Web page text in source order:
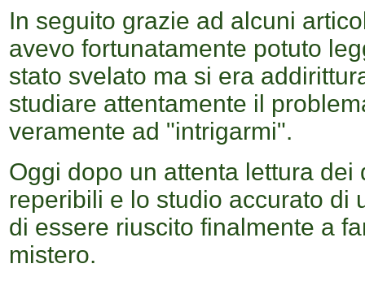
In seguito grazie ad alcuni
avevo fortunatamente potuto
stato svelato ma si era
studiare attentamente il
veramente ad "intrigarmi".
Oggi dopo un attenta lettura
reperibili e lo studio accurato di
di essere riuscito finalmente a
mistero.